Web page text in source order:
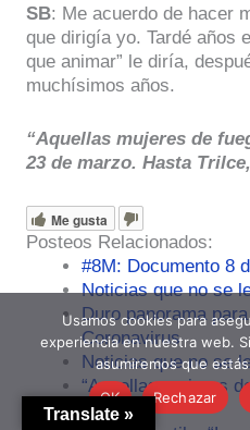
SB: Me acuerdo de hacer
que dirigía yo. Tardé años
que animar” le diría,
muchísimos años.
“Aquellas mujeres de
23 de marzo. Hasta
Me gusta
Posteos Relacionados:
#8M: Documento 8
Noticias que no se
Duro panorama
Coronavirus
Noticias que no se
“Aquellas mujeres
apagar.
Translate »
Usamos cookies para
experiencia en nuestra web.
asumiremos que
OK
Rechazar